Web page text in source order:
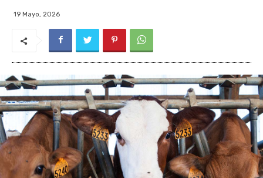
19 Mayo, 2026